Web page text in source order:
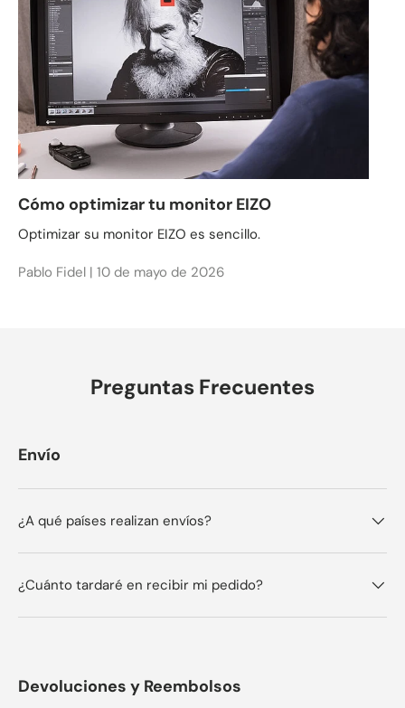
Cómo optimizar tu monitor EIZO
Optimizar su monitor EIZO es sencillo.
Pablo Fidel | 10 de mayo de 2026
Preguntas Frecuentes
Envío
¿A qué países realizan envíos?
¿Cuánto tardaré en recibir mi pedido?
Devoluciones y Reembolsos